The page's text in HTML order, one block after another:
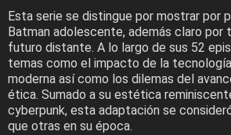
Esta serie se distingue por mostrar por
Batman adolescente, además claro por
futuro distante. A lo largo de sus 52
temas como el impacto de la
moderna así como los dilemas del
ética. Sumado a su estética
cyberpunk, esta adaptación se
que otras en su época.